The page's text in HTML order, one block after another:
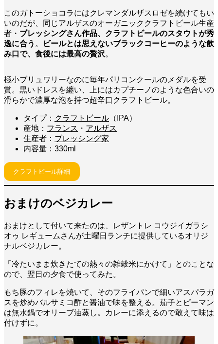
このガトーショコラにはクレマンダルザスロゼを続けてもい
いのだが、同じアルザスのオーガニッククラフトビール生産
者・ ブレッシングさん作品、クラフトビールのスタウトが秀
逸に合う 。
ビールとは思えないブラックコーヒーのような飲
み口で、食後には最高の贅沢。
極小ブリュワリーなのに毎年パリコンクールのメダルを受
賞。黒いドレスを纏い、上にはカプチーノのような色合いの
滑らかで濃厚な泡を持つ超辛口クラフトビール。
タイプ： クラフトビール （IPA）
産地： フランス ・ アルザス
生産者： ブレッシング家
内容量：330ml
クラフトビール詳細
おまけのベジカレー
おまけとして付いて来たのは、レザントレ コウジイガラシ
オゥ レギュームさんが土曜日ランチに提供しているオリジ
ナルベジカレー。
「冷たいまま炊きたての熱々の雑穀米にかけて」とのことな
ので、翌日の夕食で使ってみた。
もち豚のフィレを焼いて、そのフライパンで細いアスパラガ
スを炒めバルサミコ酢と醤油で味を整える。茄子とピーマン
は無水鍋でオリーブ油蒸し。
カレーに添えるので敢えて味は
付けずに 。